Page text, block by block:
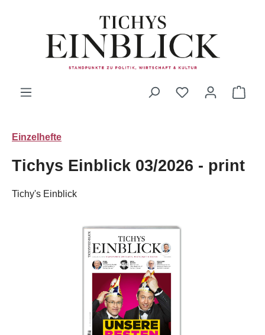
Zum Hauptinhalt springen
Du hast 0
Einzelhefte
Tichys Einblick 03/2026 - print
Tichy's Einblick
Bildergalerie überspringen